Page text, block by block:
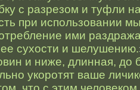
с разрезом и туфли
при использовании
ими
ее сухости и шелушению.
и ниже, длинная, до
укоротят ваше